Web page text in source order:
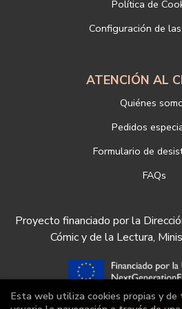
https://www.libreriadeportiva.com/
Política de
Configuración de
ATENCIÓN AL
Quiénes
Pedidos
Formulario de
FAQs
Proyecto financiado por la
Cómic y de la Lectura,
Esta web utiliza cookies propias y